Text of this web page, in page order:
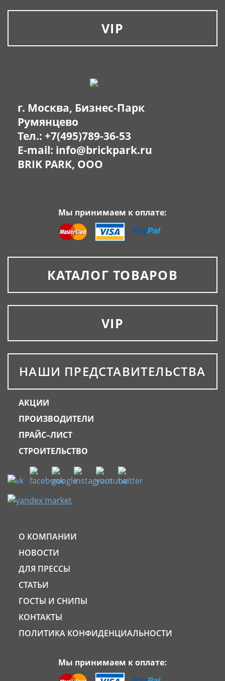
VIP
г. Москва, Бизнес-Парк
Румянцево
Тел.: +7(495)789-36-53
E-mail: info@brickpark.ru
BRIK PARK, OOO
Мы принимаем к оплате:
КАТАЛОГ ТОВАРОВ
VIP
НАШИ ПРЕДСТАВИТЕЛЬСТВА
АКЦИИ
ПРОИЗВОДИТЕЛИ
ПРАЙС–ЛИСТ
СТРОИТЕЛЬСТВО
О КОМПАНИИ
НОВОСТИ
ДЛЯ ПРЕССЫ
СТАТЬИ
ГОСТЫ И СНИПЫ
КОНТАКТЫ
ПОЛИТИКА КОНФИДЕНЦИАЛЬНОСТИ
Мы принимаем к оплате: